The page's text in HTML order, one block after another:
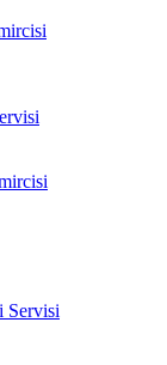
Servisi